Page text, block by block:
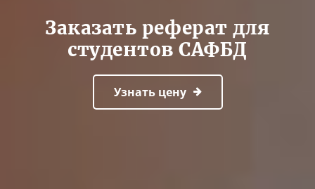
Заказать реферат для
студентов САФБД
Узнать цену